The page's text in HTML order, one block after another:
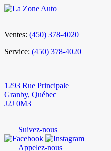
Ventes: (450) 378-4020
Service: (450) 378-4020
1293 Rue Principale
Granby, Québec
J2J 0M3
Suivez-nous
Appelez-nous